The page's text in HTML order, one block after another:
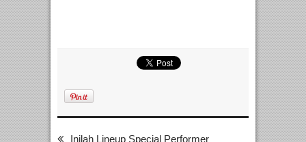
Inilah Lineup Special Performer